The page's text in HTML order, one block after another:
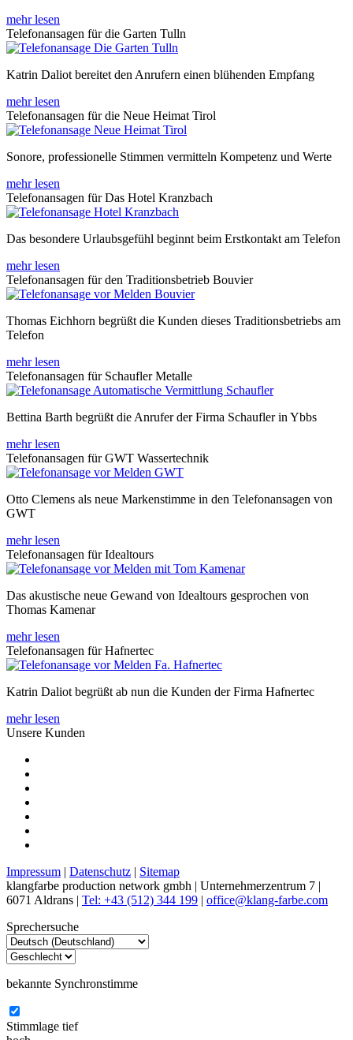
mehr lesen
Telefonansagen für die Garten Tulln
Katrin Daliot bereitet den Anrufern einen blühenden Empfang
mehr lesen
Telefonansagen für die Neue Heimat Tirol
Sonore, professionelle Stimmen vermitteln Kompetenz und Werte
mehr lesen
Telefonansagen für Das Hotel Kranzbach
Das besondere Urlaubsgefühl beginnt beim Erstkontakt am Telefon
mehr lesen
Telefonansagen für den Traditionsbetrieb Bouvier
Thomas Eichhorn begrüßt die Kunden dieses Traditionsbetriebs am
Telefon
mehr lesen
Telefonansagen für Schaufler Metalle
Bettina Barth begrüßt die Anrufer der Firma Schaufler in Ybbs
mehr lesen
Telefonansagen für GWT Wassertechnik
Otto Clemens als neue Markenstimme in den Telefonansagen von
GWT
mehr lesen
Telefonansagen für Idealtours
Das akustische neue Gewand von Idealtours gesprochen von
Thomas Kamenar
mehr lesen
Telefonansagen für Hafnertec
Katrin Daliot begrüßt ab nun die Kunden der Firma Hafnertec
mehr lesen
Unsere Kunden
Impressum | Datenschutz | Sitemap
klangfarbe production network gmbh | Unternehmerzentrum 7 |
6071 Aldrans | Tel: +43 (512) 344 199 | office@klang-farbe.com
Sprechersuche
bekannte Synchronstimme
Stimmlage tief